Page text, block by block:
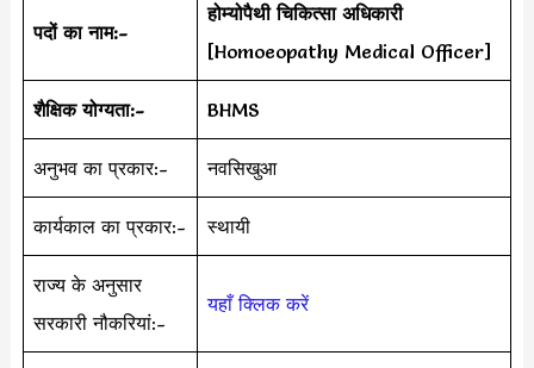
पदों का नाम:-
होम्योपैथी चिकित्सा अधिकारी
[Homoeopathy Medical Officer]
शैक्षिक योग्यता:- BHMS
अनुभव का प्रकार:- नवसिखुआ
कार्यकाल का प्रकार:- स्थायी
राज्य के अनुसार
सरकारी नौकरियां:-
यहाँ क्लिक करें